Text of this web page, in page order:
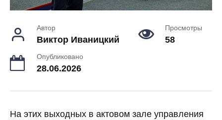
Автор
Виктор Иваницкий
Просмотры
58
Опубликовано
28.06.2026
На этих выходных в актовом зале управления